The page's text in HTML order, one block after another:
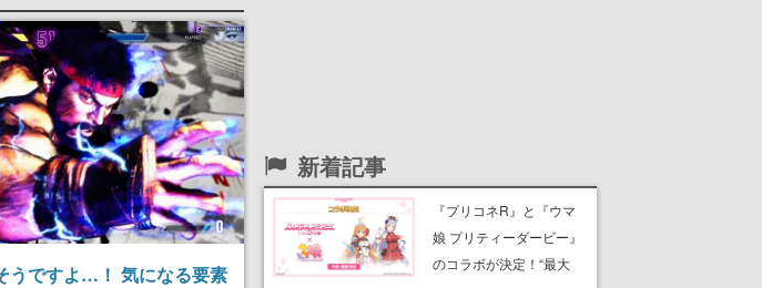
エンブレム、型式番号な
どを配置
うですよ…！ 気になる要素
新着記事
『プリコネR』と『ウマ
娘 プリティーダービー』
のコラボが決定！“最大